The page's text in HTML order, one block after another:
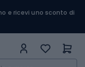
e ricevi uno sconto di